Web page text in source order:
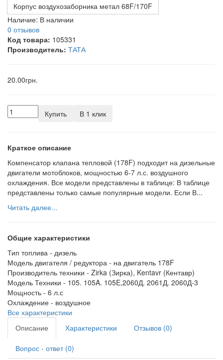
Корпус воздухозаборника метал 68F/170F
Наличие: В наличии
0 отзывов
Код товара: 105331
Производитель: ТАТА
20.00грн.
Купить В 1 клик
Краткое описание
Компенсатор клапана тепловой (178F) подходит на дизельные
двигатели мотоблоков, мощностью 6-7 л.с. воздушного
охлаждения. Все модели представлены в таблице: В таблице
представлены только самые популярные модели. Если В...
Читать далее...
Общие характеристики
Тип топлива - дизель
Модель двигателя / редуктора - на двигатель 178F
Производитель техники - Zirka (Зирка), Kentavr (Кентавр)
Модель Техники - 105. 105A. 105E,2060Д. 2061Д. 2060Д-3
Мощность - 6 л.с
Охлаждение - воздушное
Все характеристики
Описание
Характеристики Отзывов (0)
Вопрос - ответ (0)